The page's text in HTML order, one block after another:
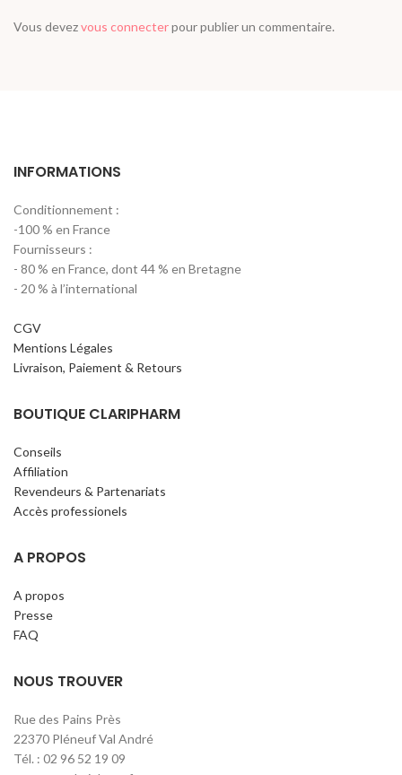
Vous devezvous connecterpour publier un commentaire.
INFORMATIONS
Conditionnement :
-100 % en France
Fournisseurs :
- 80 % en France, dont 44 % en Bretagne
- 20 % à l’international
CGV
Mentions Légales
Livraison, Paiement & Retours
BOUTIQUE CLARIPHARM
Conseils
Affiliation
Revendeurs & Partenariats
Accès professionels
A PROPOS
A propos
Presse
FAQ
NOUS TROUVER
Rue des Pains Près
22370 Pléneuf Val André
Tél. : 02 96 52 19 09